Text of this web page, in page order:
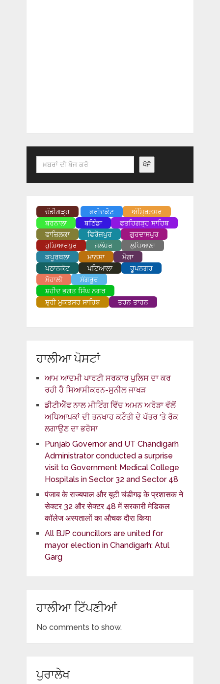
Search ਖੋਜੋ
ਚੰਡੀਗੜ੍ਹ ਫਰੀਦਕੋਟ
ਅੰਮ੍ਰਿਤਸਰ
ਬਰਨਾਲਾ
ਬਠਿੰਡਾ
ਫਤਹਿਗੜ੍ਹ ਸਾਹਿਬ
ਫਾਜ਼ਿਲਕਾ
ਫਿਰੋਜ਼ਪੁਰ
ਗੁਰਦਾਸਪੁਰ
ਹੁਸ਼ਿਆਰਪੁਰ
ਜਲੰਧਰ
ਲੁਧਿਆਣਾ
ਕਪੂਰਥਲਾ
ਮਾਨਸਾ
ਮੋਗਾ
ਪਠਾਨਕੋਟ
ਪਟਿਆਲਾ
ਰੂਪਨਗਰ
ਮੋਹਾਲੀ
ਸੰਗਰੂਰ
ਸ਼ਹੀਦ ਭਗਤ ਸਿੰਘ ਨਗਰ
ਸ਼੍ਰੀ ਮੁਕਤਸਰ ਸਾਹਿਬ
ਤਰਨ ਤਾਰਨ
ਹਾਲੀਆ ਪੋਸਟਾਂ
ਆਮ ਆਦਮੀ ਪਾਰਟੀ ਸਰਕਾਰ ਪੁਲਿਸ ਦਾ ਕਰ
ਰਹੀ ਹੈ ਸਿਆਸੀਕਰਨ-ਸੁਨੀਲ ਜਾਖੜ
ਡੀਟੀਐੱਫ ਨਾਲ ਮੀਟਿੰਗ ਵਿੱਚ ਅਮਨ ਅਰੋੜਾ ਵੱਲੋਂ
ਅਧਿਆਪਕਾਂ ਦੀ ਤਨਖਾਹ ਕਟੌਤੀ ਦੇ ਪੱਤਰ ‘ਤੇ ਰੋਕ
ਲਗਾਉਣ ਦਾ ਭਰੋਸਾ
Punjab Governor and UT Chandigarh
Administrator conducted a surprise
visit to Government Medical College
Hospitals in Sector 32 and Sector 48
पंजाब के राज्यपाल और यूटी चंडीगढ़ के प्रशासक ने
सेक्टर 32 और सेक्टर 48 में सरकारी मेडिकल
कॉलेज अस्पतालों का औचक दौरा किया
All BJP councillors are united for
mayor election in Chandigarh: Atul
Garg
ਹਾਲੀਆ ਟਿੱਪਣੀਆਂ
No comments to show.
ਪੁਰਾਲੇਖ